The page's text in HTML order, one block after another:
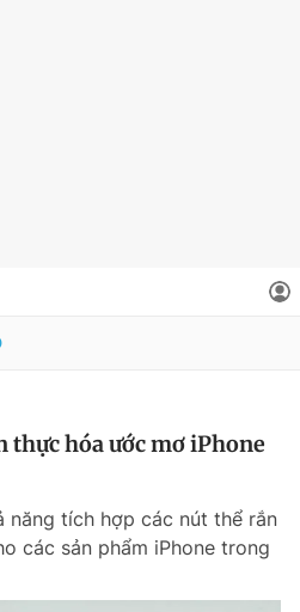
thực hóa ước mơ iPhone
năng tích hợp các nút thể rắn
các sản phẩm iPhone trong